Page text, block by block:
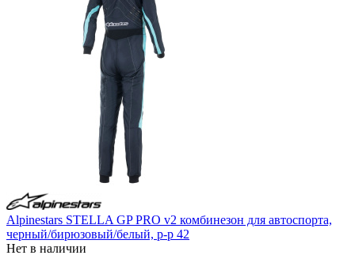
Alpinestars STELLA GP PRO v2 комбинезон для автоспорта,
черный/бирюзовый/белый, р-р 42
Нет в наличии